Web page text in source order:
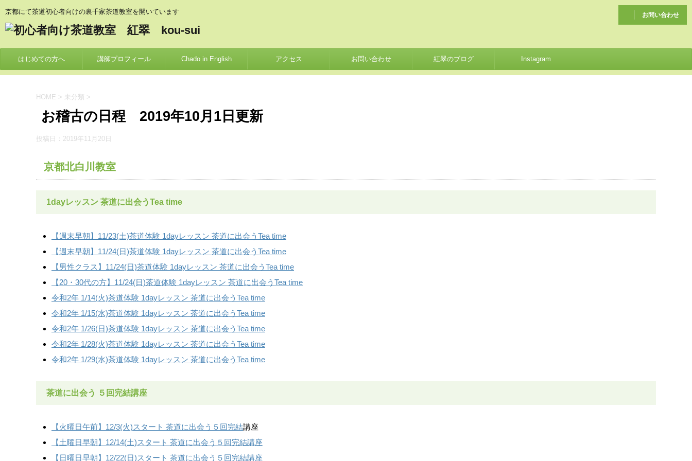
京都にて茶道初心者向けの裏千家茶道教室を開いています お問い合わせ
はじめての方へ 講師プロフィール Chado in English アクセス お問い合わせ 紅翠のブログ Instagram
HOME > 未分類 >
お稽古の日程 2019年10月1日更新
投稿日： 2019年11月20日
京都北白川教室
1dayレッスン 茶道に出会うTea time
【週末早朝】11/23(土)茶道体験 1dayレッスン 茶道に出会うTea time
【週末早朝】11/24(日)茶道体験 1dayレッスン 茶道に出会うTea time
【男性クラス】11/24(日)茶道体験 1dayレッスン 茶道に出会うTea time
【20・30代の方】11/24(日)茶道体験 1dayレッスン 茶道に出会うTea time
令和2年 1/14(火)茶道体験 1dayレッスン 茶道に出会うTea time
令和2年 1/15(水)茶道体験 1dayレッスン 茶道に出会うTea time
令和2年 1/26(日)茶道体験 1dayレッスン 茶道に出会うTea time
令和2年 1/28(火)茶道体験 1dayレッスン 茶道に出会うTea time
令和2年 1/29(水)茶道体験 1dayレッスン 茶道に出会うTea time
茶道に出会う ５回完結講座
【火曜日午前】12/3(火)スタート 茶道に出会う５回完結講座
【土曜日早朝】12/14(土)スタート 茶道に出会う５回完結講座
【日曜日早朝】12/22(日)スタート 茶道に出会う５回完結講座